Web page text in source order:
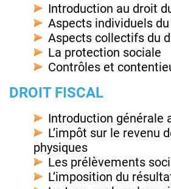
Introduction au droit
Aspects individuels
Aspects collectifs du
La protection sociale
Contrôles et
DROIT FISCAL
Introduction générale
L’impôt sur le revenu
physiques
Les prélèvements
L’imposition du